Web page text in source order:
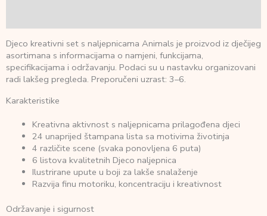
Djeco kreativni set s naljepnicama Animals je proizvod iz dječijeg
asortimana s informacijama o namjeni, funkcijama,
specifikacijama i održavanju. Podaci su u nastavku organizovani
radi lakšeg pregleda. Preporučeni uzrast: 3–6.
Karakteristike
Kreativna aktivnost s naljepnicama prilagođena djeci
24 unaprijed štampana lista sa motivima životinja
4 različite scene (svaka ponovljena 6 puta)
6 listova kvalitetnih Djeco naljepnica
Ilustrirane upute u boji za lakše snalaženje
Razvija finu motoriku, koncentraciju i kreativnost
Održavanje i sigurnost